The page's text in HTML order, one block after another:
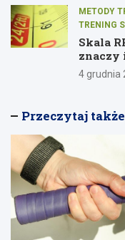
METODY
TRENING
Skala
znaczy
4 grudnia
Przeczytaj także